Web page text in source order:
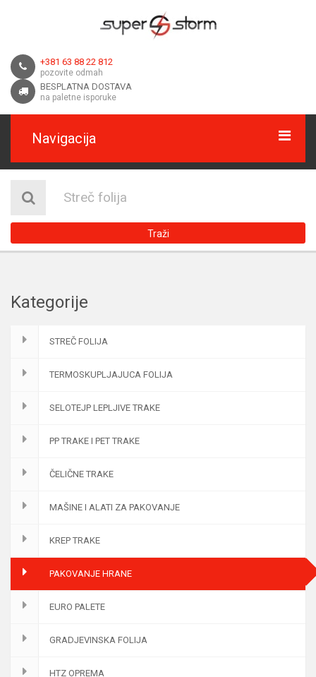
+381 63 88 22 812
pozovite odmah
BESPLATNA DOSTAVA
na paletne isporuke
Navigacija
DOSTAVA
Traži
Kategorije
STREČ FOLIJA
TERMOSKUPLJAJUCA FOLIJA
SELOTEJP LEPLJIVE TRAKE
PP TRAKE I PET TRAKE
ČELIČNE TRAKE
MAŠINE I ALATI ZA PAKOVANJE
KREP TRAKE
PAKOVANJE HRANE
EURO PALETE
GRADJEVINSKA FOLIJA
HTZ OPREMA